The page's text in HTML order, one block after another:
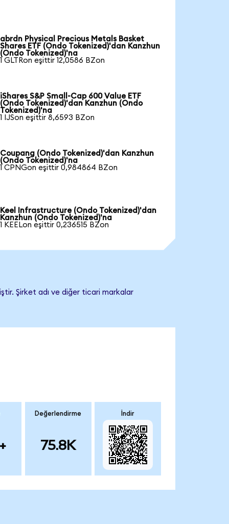
abrdn Physical Precious Metals Basket
Shares ETF (Ondo Tokenized)'dan Kanzhun
(Ondo Tokenized)'na
1 GLTRon eşittir 12,0586 BZon
iShares S&P Small-Cap 600 Value ETF
(Ondo Tokenized)'dan Kanzhun (Ondo
Tokenized)'na
1 IJSon eşittir 8,6593 BZon
Coupang (Ondo Tokenized)'dan Kanzhun
(Ondo Tokenized)'na
1 CPNGon eşittir 0,984864 BZon
Keel Infrastructure (Ondo Tokenized)'dan
Kanzhun (Ondo Tokenized)'na
1 KEELon eşittir 0,236515 BZon
Şirket adı ve diğer ticari markalar
Değerlendirme
75.8K
İndir